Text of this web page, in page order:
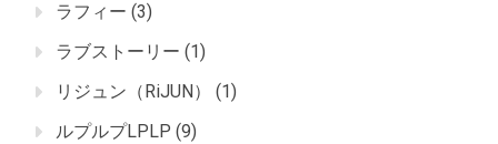
ラフィー (3)
ラブストーリー (1)
リジュン（RiJUN）
(1)
ルプルプLPLP (9)